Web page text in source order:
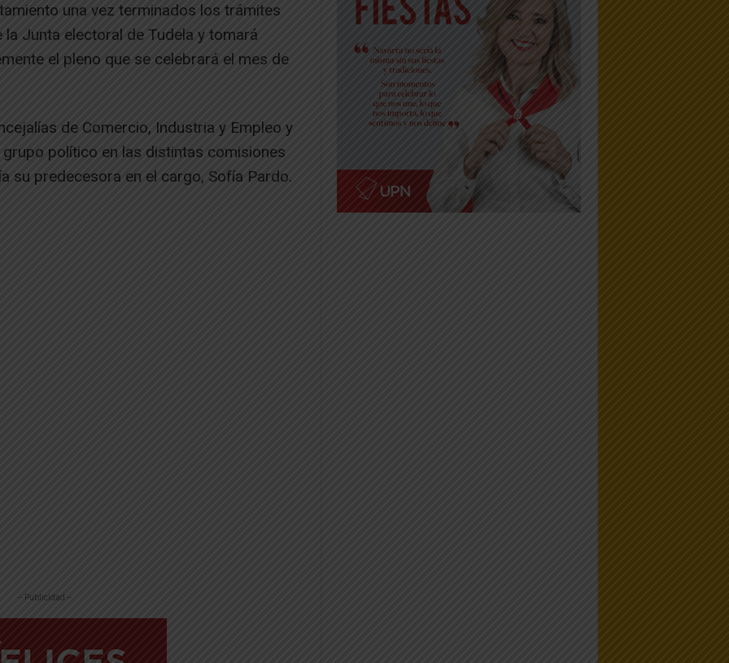
una vez terminados los trámites
Junta electoral de Tudela y tomará
el pleno que se celebrará el mes de
de Comercio, Industria y Empleo y
político en las distintas comisiones
su predecesora en el cargo, Sofía Pardo.
-- Publicidad --